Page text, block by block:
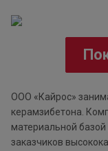
ООО «Кайрос»
керамзибетона.
материальной
заказчиков